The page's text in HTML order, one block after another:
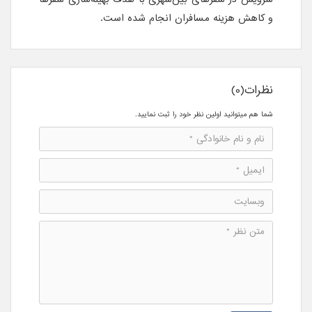
و کاهش هزینه مسافران انجام شده است.
نظرات(0)
شما هم میتوانید اولین نظر خود را ثبت نمایید.